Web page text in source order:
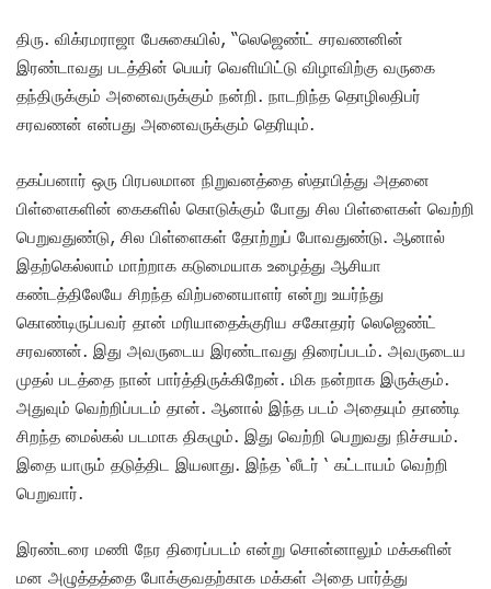
திரு. விக்ரமராஜா பேசுகையில், “லெஜெண்ட் சரவணனின்
இரண்டாவது படத்தின் பெயர் வெளியிட்டு விழாவிற்கு வருகை
தந்திருக்கும் அனைவருக்கும் நன்றி. நாடறிந்த தொழிலதிபர்
சரவணன் என்பது அனைவருக்கும் தெரியும்.
தகப்பனார் ஒரு பிரபலமான நிறுவனத்தை ஸ்தாபித்து அதனை
பிள்ளைகளின் கைகளில் கொடுக்கும் போது சில பிள்ளைகள் வெற்றி
பெறுவதுண்டு, சில பிள்ளைகள் தோற்றுப் போவதுண்டு. ஆனால்
இதற்கெல்லாம் மாற்றாக கடுமையாக உழைத்து ஆசியா
கண்டத்திலேயே சிறந்த விற்பனையாளர் என்று உயர்ந்து
கொண்டிருப்பவர் தான் மரியாதைக்குரிய சகோதரர் லெஜெண்ட்
சரவணன். இது அவருடைய இரண்டாவது திரைப்படம். அவருடைய
முதல் படத்தை நான் பார்த்திருக்கிறேன். மிக நன்றாக இருக்கும்.
அதுவும் வெற்றிப்படம் தான். ஆனால் இந்த படம் அதையும் தாண்டி
சிறந்த மைல்கல் படமாக திகழும். இது வெற்றி பெறுவது நிச்சயம்.
இதை யாரும் தடுத்திட இயலாது. இந்த ‘லீடர் ‘ கட்டாயம் வெற்றி
பெறுவார்.
இரண்டரை மணி நேர திரைப்படம் என்று சொன்னாலும் மக்களின்
மன அழுத்தத்தை போக்குவதற்காக மக்கள் அதை பார்த்து